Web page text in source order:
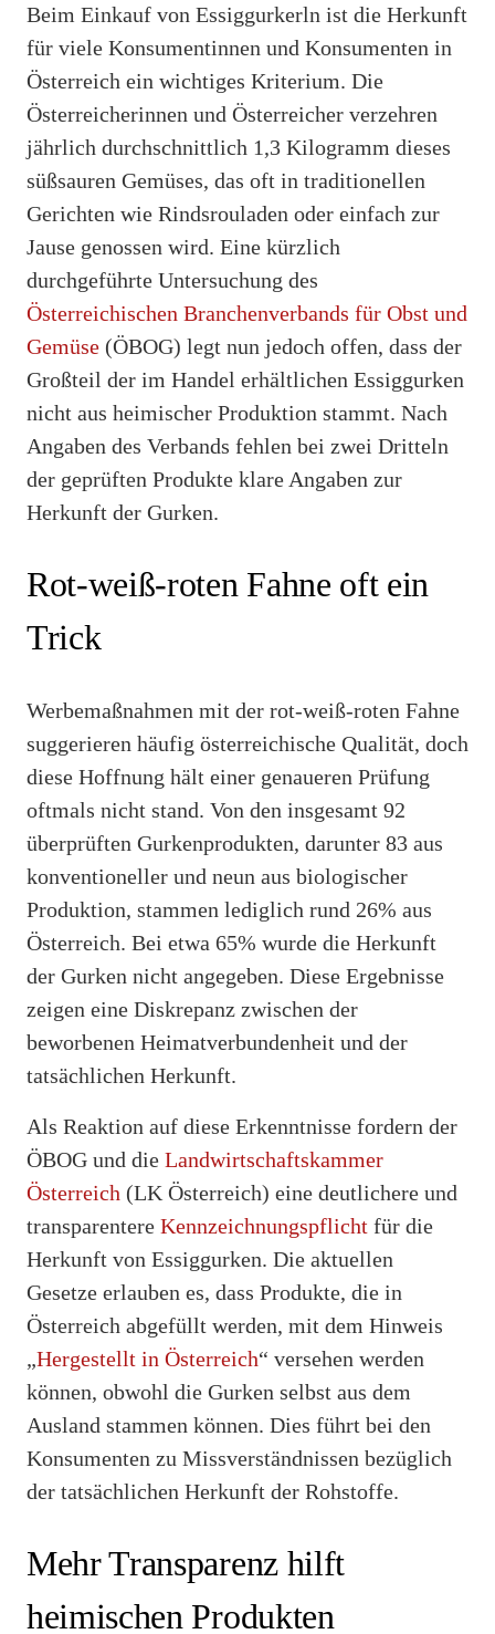
Beim Einkauf von Essiggurkerln ist die Herkunft
für viele Konsumentinnen und Konsumenten in
Österreich ein wichtiges Kriterium. Die
Österreicherinnen und Österreicher verzehren
jährlich durchschnittlich 1,3 Kilogramm dieses
süßsauren Gemüses, das oft in traditionellen
Gerichten wie Rindsrouladen oder einfach zur
Jause genossen wird. Eine kürzlich
durchgeführte Untersuchung des
Österreichischen Branchenverbands für Obst und
Gemüse (ÖBOG) legt nun jedoch offen, dass der
Großteil der im Handel erhältlichen Essiggurken
nicht aus heimischer Produktion stammt. Nach
Angaben des Verbands fehlen bei zwei Dritteln
der geprüften Produkte klare Angaben zur
Herkunft der Gurken.
Rot-weiß-roten Fahne oft ein
Trick
Werbemaßnahmen mit der rot-weiß-roten Fahne
suggerieren häufig österreichische Qualität, doch
diese Hoffnung hält einer genaueren Prüfung
oftmals nicht stand. Von den insgesamt 92
überprüften Gurkenprodukten, darunter 83 aus
konventioneller und neun aus biologischer
Produktion, stammen lediglich rund 26% aus
Österreich. Bei etwa 65% wurde die Herkunft
der Gurken nicht angegeben. Diese Ergebnisse
zeigen eine Diskrepanz zwischen der
beworbenen Heimatverbundenheit und der
tatsächlichen Herkunft.
Als Reaktion auf diese Erkenntnisse fordern der
ÖBOG und die Landwirtschaftskammer
Österreich (LK Österreich) eine deutlichere und
transparentere Kennzeichnungspflicht für die
Herkunft von Essiggurken. Die aktuellen
Gesetze erlauben es, dass Produkte, die in
Österreich abgefüllt werden, mit dem Hinweis
„Hergestellt in Österreich“ versehen werden
können, obwohl die Gurken selbst aus dem
Ausland stammen können. Dies führt bei den
Konsumenten zu Missverständnissen bezüglich
der tatsächlichen Herkunft der Rohstoffe.
Mehr Transparenz hilft
heimischen Produkten